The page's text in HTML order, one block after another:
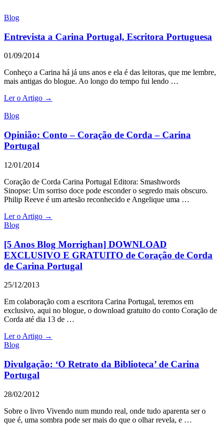
Blog
Entrevista a Carina Portugal, Escritora Portuguesa
01/09/2014
Conheço a Carina há já uns anos e ela é das leitoras, que me lembre,
mais antigas do blogue. Ao longo do tempo fui lendo …
Ler o Artigo →
Blog
Opinião: Conto – Coração de Corda – Carina
Portugal
12/01/2014
Coração de Corda Carina Portugal Editora: Smashwords
Sinopse: Um sorriso doce pode esconder o segredo mais obscuro.
Philip Reeve é um artesão reconhecido e Angelique uma …
Ler o Artigo →
Blog
[5 Anos Blog Morrighan] DOWNLOAD
EXCLUSIVO E GRATUITO de Coração de Corda
de Carina Portugal
25/12/2013
Em colaboração com a escritora Carina Portugal, teremos em
exclusivo, aqui no blogue, o download gratuito do conto Coração de
Corda até dia 13 de …
Ler o Artigo →
Blog
Divulgação: ‘O Retrato da Biblioteca’ de Carina
Portugal
28/02/2012
Sobre o livro Vivendo num mundo real, onde tudo aparenta ser o
que é, uma sombra pode ser mais do que o olhar revela, e …